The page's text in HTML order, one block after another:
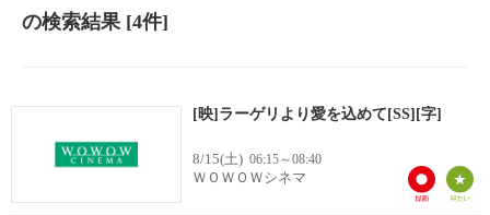
の検索結果[4件]
[映]ラーゲリより愛を込めて[SS][字]
8/15(土) 06:15～08:40
ＷＯＷＯＷシネマ